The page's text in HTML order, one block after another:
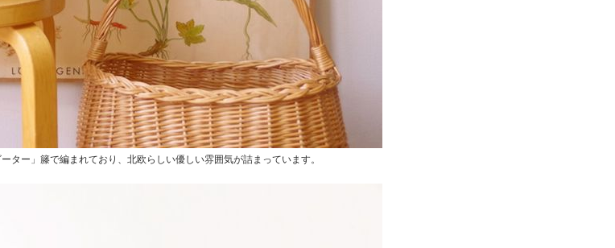
ター」籐で編まれており、北欧らしい優しい雰囲気が詰まっています。